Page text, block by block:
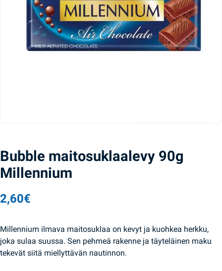
Bubble maitosuklaalevy 90g
Millennium
2,60€
Millennium ilmava maitosuklaa on kevyt ja kuohkea herkku,
joka sulaa suussa. Sen pehmeä rakenne ja täyteläinen maku
tekevät siitä miellyttävän nautinnon.